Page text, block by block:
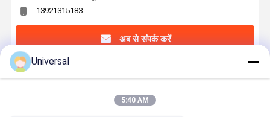
13921315183
अब से संपर्क करें
सबसे उत्तम प्रतिदान प्राप्त करें
Universal
5:40 AM